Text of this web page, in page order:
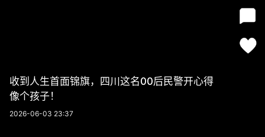
收到人生首面锦旗，四川这名00后民警开心得
像个孩子！
2026-06-03 23:37